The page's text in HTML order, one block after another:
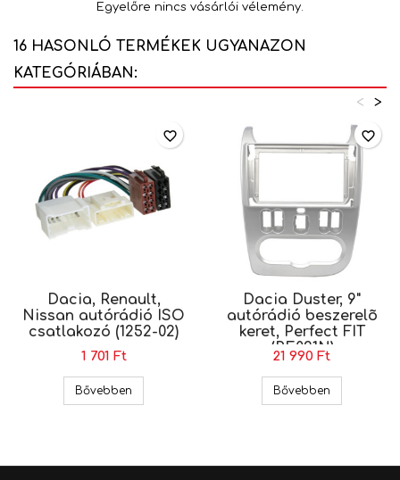
Egyelőre nincs vásárlói vélemény.
16 HASONLÓ TERMÉKEK UGYANAZON
KATEGÓRIÁBAN:
>
<
Dacia, Renault,
Nissan autórádió ISO
csatlakozó (1252-02)
1 701 Ft
Bővebben Dacia, Renault, Nissan autórádió ISO
favorite_border
Dacia Duster, 9"
autórádió beszerelõ
keret, Perfect FIT
(RE021N)
21 990 Ft
Bővebben
favorite_border